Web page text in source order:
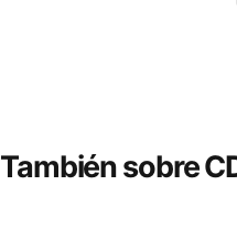
También sobre